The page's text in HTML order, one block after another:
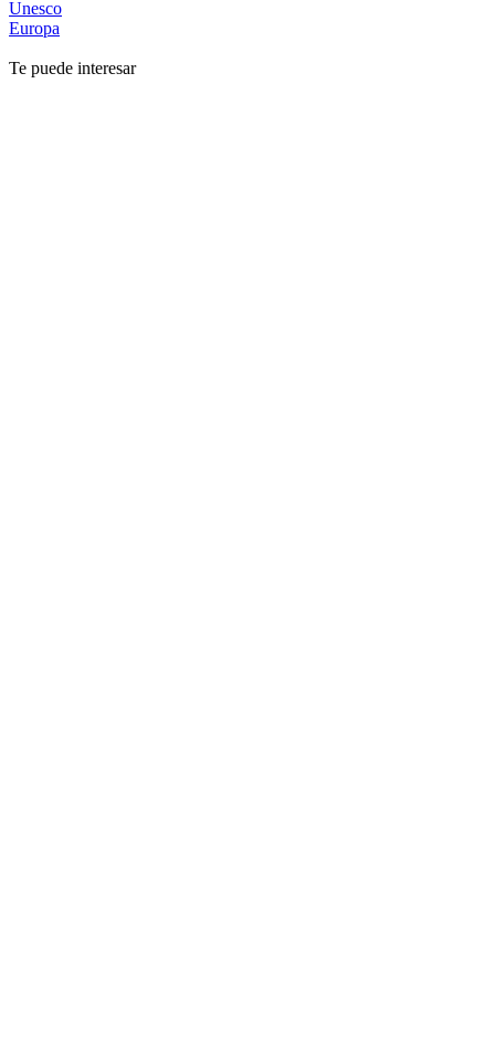
Unesco
Europa
Te puede interesar